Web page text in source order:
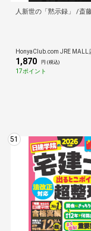
人新世の「黙示録」 /斎
HonyaClub.com JRE MALL
1,870 円 (税込)
17ポイント
51